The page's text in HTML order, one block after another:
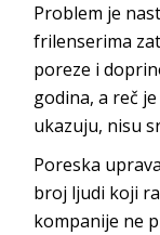
Problem je
frilenserima
poreze i
godina, a reč
ukazuju, nisu
Poreska
broj ljudi koji
kompanije ne